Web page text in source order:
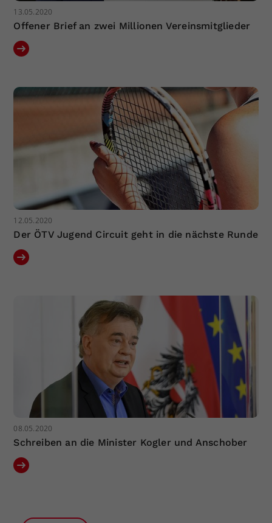
13.05.2020
Offener Brief an zwei Millionen Vereinsmitglieder
12.05.2020
Der ÖTV Jugend Circuit geht in die nächste Runde
08.05.2020
Schreiben an die Minister Kogler und Anschober